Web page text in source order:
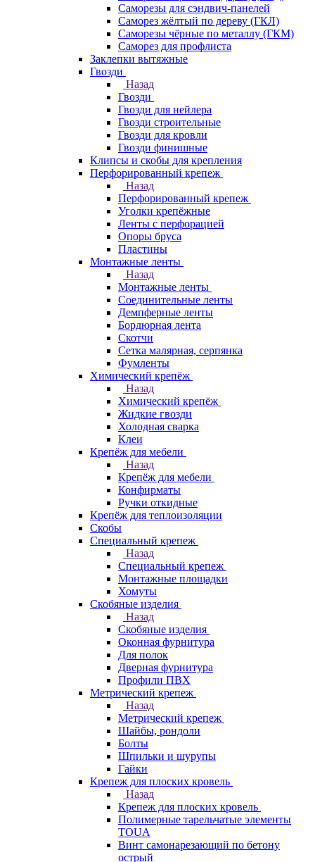
Саморезы для сэндвич-панелей
Саморез жёлтый по дереву (ГКЛ)
Саморезы чёрные по металлу (ГКМ)
Саморез для профлиста
Заклепки вытяжные
Гвозди
Назад
Гвозди
Гвозди для нейлера
Гвозди строительные
Гвозди для кровли
Гвозди финишные
Клипсы и скобы для крепления
Перфорированный крепеж
Назад
Перфорированный крепеж
Уголки крепёжные
Ленты с перфорацией
Опоры бруса
Пластины
Монтажные ленты
Назад
Монтажные ленты
Соединительные ленты
Демпферные ленты
Бордюрная лента
Скотчи
Сетка малярная, серпянка
Фумленты
Химический крепёж
Назад
Химический крепёж
Жидкие гвозди
Холодная сварка
Клеи
Крепёж для мебели
Назад
Крепёж для мебели
Конфирматы
Ручки откидные
Крепёж для теплоизоляции
Скобы
Специальный крепеж
Назад
Специальный крепеж
Монтажные площадки
Хомуты
Скобяные изделия
Назад
Скобяные изделия
Оконная фурнитура
Для полок
Дверная фурнитура
Профили ПВХ
Метрический крепеж
Назад
Метрический крепеж
Шайбы, рондоли
Болты
Шпильки и шурупы
Гайки
Крепеж для плоских кровель
Назад
Крепеж для плоских кровель
Полимерные тарельчатые элементы
TOUA
Винт самонарезающий по бетону
острый